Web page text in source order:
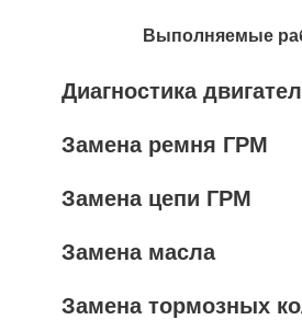
Выполняемые
Диагностика
Замена ремня ГРМ
Замена цепи ГРМ
Замена масла
Замена тормозных